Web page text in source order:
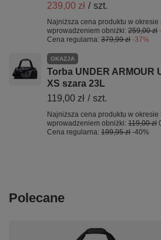
239,00 zł / szt.
Najniższa cena produktu w okresie
wprowadzeniem obniżki: 259,00 zł
Cena regularna: 379,99 zł -37%
OKAZJA
Torba UNDER ARMOUR
XS szara 23L
119,00 zł / szt.
Najniższa cena produktu w okresie
wprowadzeniem obniżki: 119,00 zł
Cena regularna: 199,95 zł -40%
Polecane